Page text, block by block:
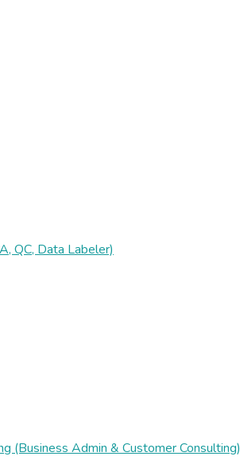
QC, Data Labeler)
(Business Admin & Customer Consulting)